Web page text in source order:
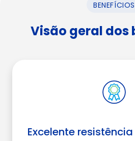
BENEFÍCIOS
Visão geral dos
Excelente